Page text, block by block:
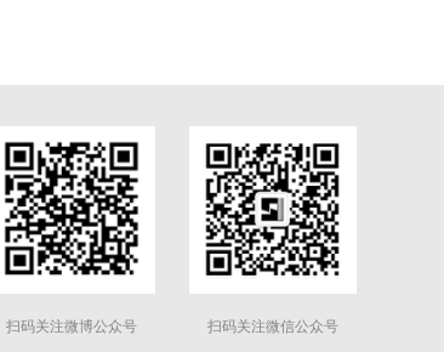
扫码关注微博公众号 扫码关注微信公众号